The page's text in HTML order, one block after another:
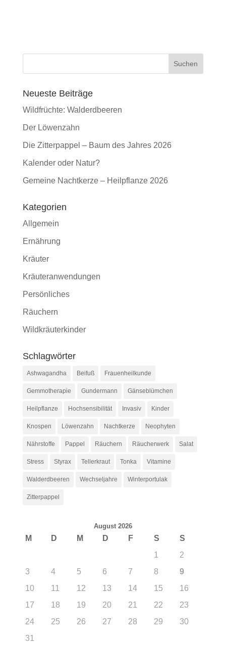
Neueste Beiträge
Wildfrüchte: Walderdbeeren
Der Löwenzahn
Die Zitterpappel – Baum des Jahres 2026
Kalender oder Natur?
Gemeine Nachtkerze – Heilpflanze 2026
Kategorien
Allgemein
Ernährung
Kräuter
Kräuteranwendungen
Persönliches
Räuchern
Wildkräuterkinder
Schlagwörter
Ashwagandha Beifuß Frauenheilkunde
Gemmotherapie Gundermann Gänseblümchen
Heilpflanze Hochsensibilität Invasiv Kinder
Knospen Löwenzahn Nachtkerze Neophyten
Nährstoffe Pappel Räuchern Räucherwerk Salat
Stress Styrax Tellerkraut Tonka Vitamine
Walderdbeeren Wechseljahre Winterportulak
Zitterpappel
August 2026
M D M D F S
S
1
2
3
4 5 6 7 8
9
10
11 12 13 14 15
16
17
18 19 20 21 22
23
24
25 26 27 28 29
30
31